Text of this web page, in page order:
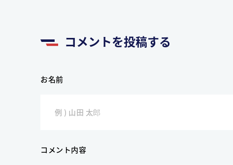
コメントを投稿する
お名前
コメント内容